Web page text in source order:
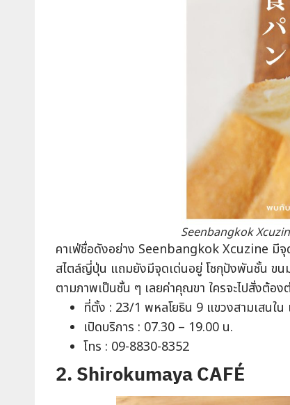
Seenbangkok
คาเฟ่ชื่อดังอย่าง Seenbangkok Xcuzine มี
สไตล์ญี่ปุ่น แถมยังมีจุดเด่นอยู่ โชกุปังพันชั้น ขน
ตามภาพเป็นชั้น ๆ เลยค่าคุณขา ใครจะไปสั่งต้
ที่ตั้ง : 23/1 พหลโยธิน 9 แขวงสามเสนใ
เปิดบริการ : 07.30 – 19.00 น.
โทร : 09-8830-8352
2. Shirokumaya CAFÉ